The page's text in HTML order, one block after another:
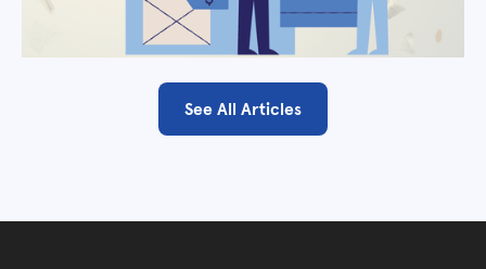
See All Articles